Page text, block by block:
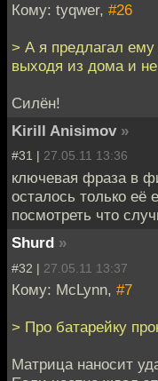
Кому: tyqwer, #26
> А я предлагал
выходя из дома и
Силён!
Kirill Anisimov »
#31 | 27.05.11 13:36
ключевая фраза в
осталось только
посмотреть что
Shurd »
#32 | 27.05.11 13:37
Кому: McLynn, #7
> Про батарейку
Mатрица наносит